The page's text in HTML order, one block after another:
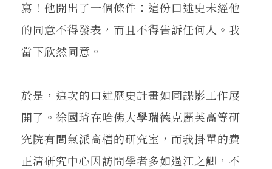
寫！他開出了一個條件：這份口述史未經他
的同意不得發表，而且不得告訴任何人。我
當下欣然同意。
於是，這次的口述歷史計畫如同諜影工作展
開了。徐國琦在哈佛大學瑞德克麗芙高等研
究院有間氣派高檔的研究室，而我掛單的費
正清研究中心因訪問學者多如過江之鯽，不